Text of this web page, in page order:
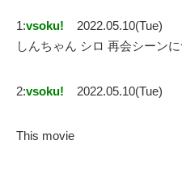
1:vsoku!
2022.05.10(Tue)
しんちゃん シロ 再会シーン
2:vsoku! 2022.05.10(Tue)
This movie